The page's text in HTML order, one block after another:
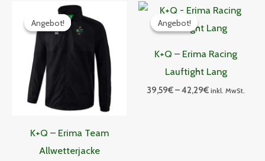
Angebot!
Angebot!
K+Q – Erima Team
Allwetterjacke
44,09€
46,79€
Angebot!
Angebot!
K+Q – Erima Racing
Lauftight Lang
39,59€–42,29€
Preisspanne:
bis
inkl. MwSt.